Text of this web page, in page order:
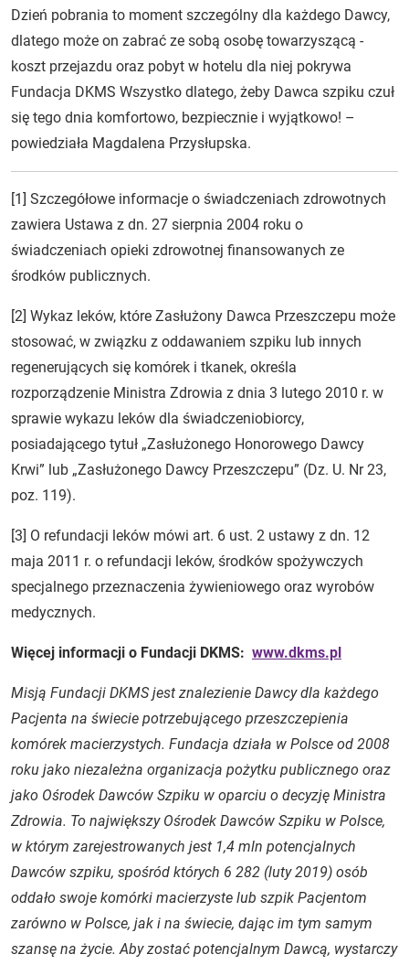
Dzień pobrania to moment szczególny dla każdego Dawcy,
dlatego może on zabrać ze sobą osobę towarzyszącą -
koszt przejazdu oraz pobyt w hotelu dla niej pokrywa
Fundacja DKMS Wszystko dlatego, żeby Dawca szpiku czuł
się tego dnia komfortowo, bezpiecznie i wyjątkowo! –
powiedziała Magdalena Przysłupska.
[1] Szczegółowe informacje o świadczeniach zdrowotnych
zawiera Ustawa z dn. 27 sierpnia 2004 roku o
świadczeniach opieki zdrowotnej finansowanych ze
środków publicznych.
[2] Wykaz leków, które Zasłużony Dawca Przeszczepu może
stosować, w związku z oddawaniem szpiku lub innych
regenerujących się komórek i tkanek, określa
rozporządzenie Ministra Zdrowia z dnia 3 lutego 2010 r. w
sprawie wykazu leków dla świadczeniobiorcy,
posiadającego tytuł „Zasłużonego Honorowego Dawcy
Krwi” lub „Zasłużonego Dawcy Przeszczepu” (Dz. U. Nr 23,
poz. 119).
[3] O refundacji leków mówi art. 6 ust. 2 ustawy z dn. 12
maja 2011 r. o refundacji leków, środków spożywczych
specjalnego przeznaczenia żywieniowego oraz wyrobów
medycznych.
Więcej informacji o Fundacji DKMS: www.dkms.pl
Misją Fundacji DKMS jest znalezienie Dawcy dla każdego
Pacjenta na świecie potrzebującego przeszczepienia
komórek macierzystych. Fundacja działa w Polsce od 2008
roku jako niezależna organizacja pożytku publicznego oraz
jako Ośrodek Dawców Szpiku w oparciu o decyzję Ministra
Zdrowia. To największy Ośrodek Dawców Szpiku w Polsce,
w którym zarejestrowanych jest 1,4 mln potencjalnych
Dawców szpiku, spośród których 6 282 (luty 2019) osób
oddało swoje komórki macierzyste lub szpik Pacjentom
zarówno w Polsce, jak i na świecie, dając im tym samym
szansę na życie. Aby zostać potencjalnym Dawcą, wystarczy